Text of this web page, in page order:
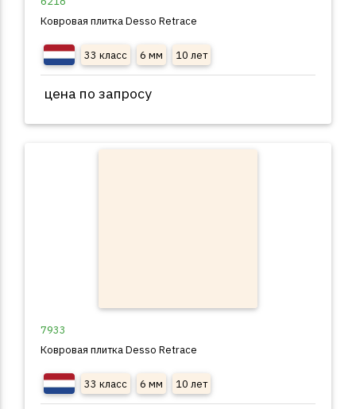
Ковровая плитка Desso Retrace
33 класс 6 мм 10 лет
цена по запросу
7933
Ковровая плитка Desso Retrace
33 класс 6 мм 10 лет